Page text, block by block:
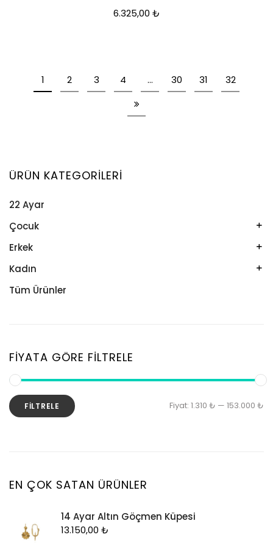
6.325,00 ₺
1 2 3 4 … 30 31 32
ÜRÜN KATEGORILERI
22 Ayar
Çocuk
Kelepçe
Kolye
Künye
Erkek
Kelepçe
Künye
Kadın
Bileklik
Küpe
Zincir
Tüm Ürünler
FIYATA GÖRE FILTRELE
FILTRELE Fiyat: 1.310 ₺ — 153.000 ₺
EN ÇOK SATAN ÜRÜNLER
14 Ayar Altın Göçmen Küpesi
13.150,00 ₺